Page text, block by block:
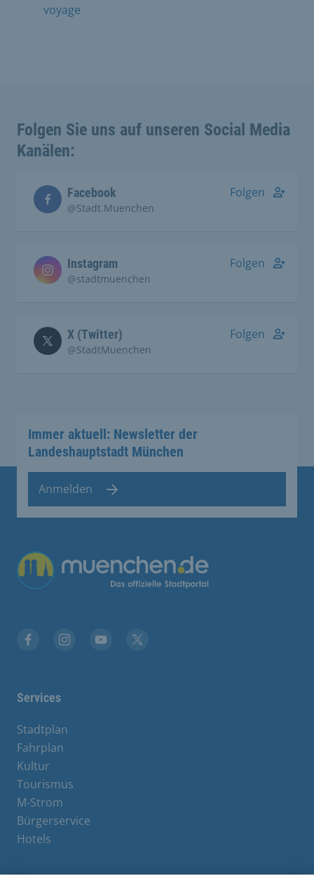
voyage
Folgen Sie uns auf unseren Social Media
Kanälen:
Facebook
@Stadt.Muenchen
Folgen
Instagram
@stadtmuenchen
Folgen
X (Twitter)
@StadtMuenchen
Folgen
Immer aktuell: Newsletter der
Landeshauptstadt München
Anmelden
Übergreifende Links
Services
Stadtplan
Fahrplan
Kultur
Tourismus
M-Strom
Bürgerservice
Hotels